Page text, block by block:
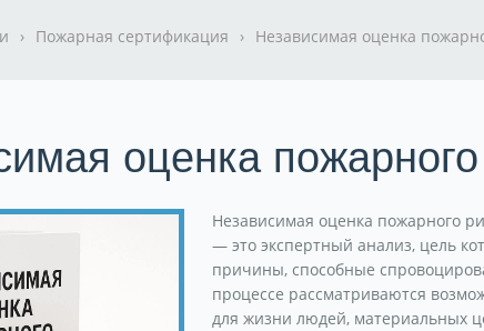
› Пожарная сертификация › Независимая оценка
оценка
Независимая оценка пожарного
— это экспертный анализ, цель
причины, способные
процессе рассматриваются
для жизни людей, материальных